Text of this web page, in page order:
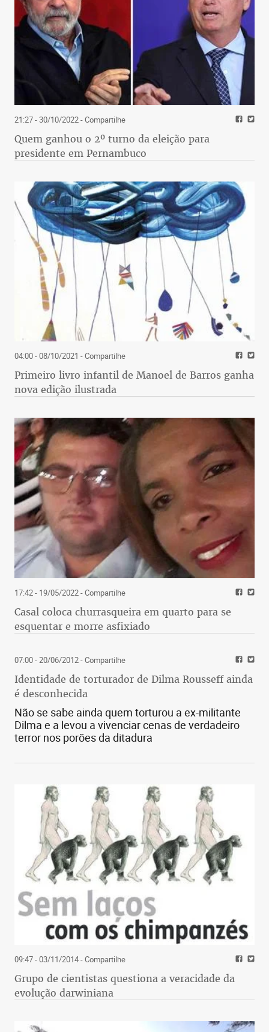
21:27 - 30/10/2022- Compartilhe
Quem ganhou o 2º turno da eleição para
presidente em Pernambuco
04:00 - 08/10/2021 - Compartilhe
Primeiro livro infantil de Manoel de Barros ganha
nova edição ilustrada
17:42 - 19/05/2022- Compartilhe
Casal coloca churrasqueira em quarto para se
esquentar e morre asfixiado
07:00 - 20/06/2012- Compartilhe
Identidade de torturador de Dilma Rousseff ainda
é desconhecida
Não se sabe ainda quem torturou a ex-militante
Dilma e a levou a vivenciar cenas de verdadeiro
terror nos porões da ditadura
09:47 - 03/11/2014- Compartilhe
Grupo de cientistas questiona a veracidade da
evolução darwiniana